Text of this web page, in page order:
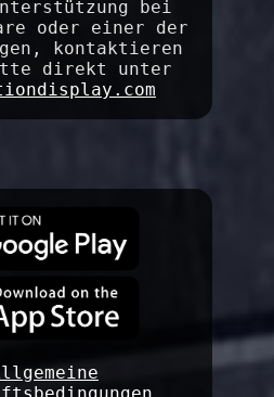
bei
oder einer der
kontaktieren
direkt unter